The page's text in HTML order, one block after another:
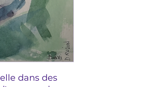
dans des